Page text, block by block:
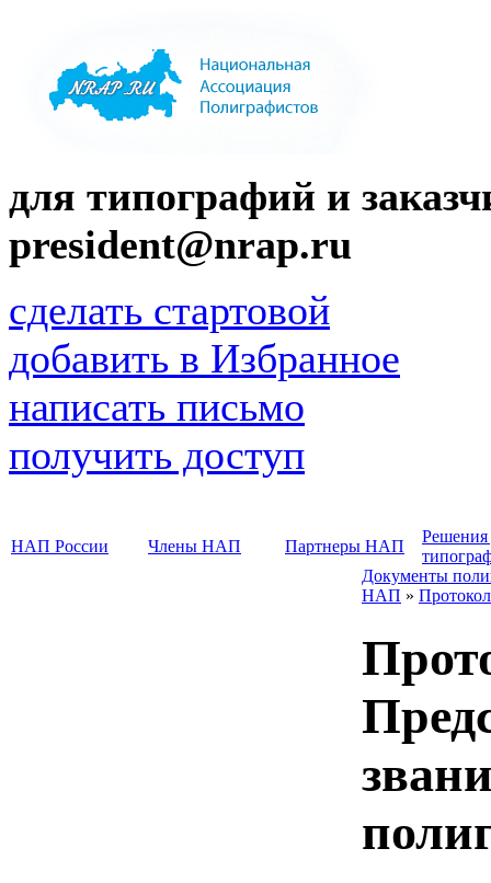
для типографий и
president@nrap.ru
сделать стартовой
добавить в Избранное
написать письмо
получить доступ
НАП России Члены НАП Партнеры НАП
Решения
Документы
НАП »